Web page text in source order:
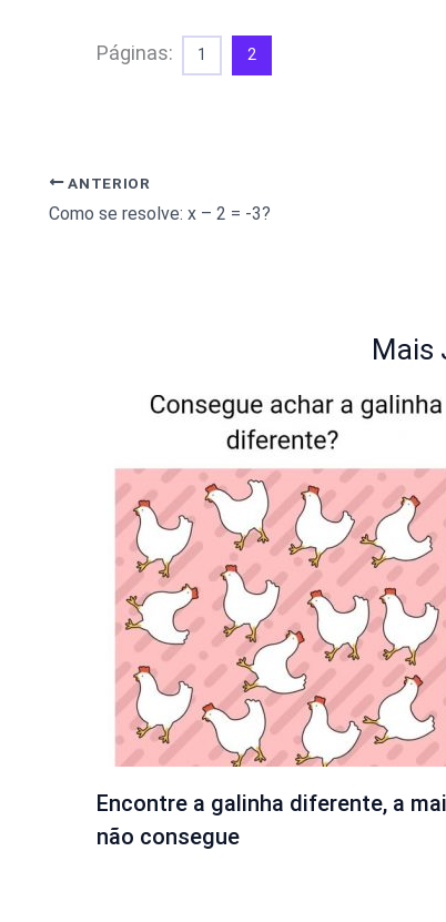
Páginas: 1 2
ANTERIOR
Como se resolve: x – 2 = -3?
Mais
Encontre a galinha diferente, a
não consegue